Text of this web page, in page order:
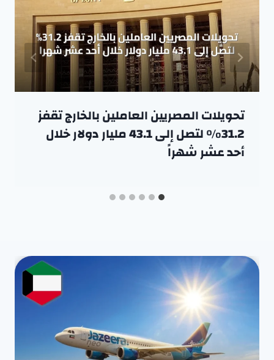
تحويلات المصريين العاملين بالخارج تقفز
31.2% لتصل إلى 43.1 مليار دولار خلال
أحد عشر شهراً